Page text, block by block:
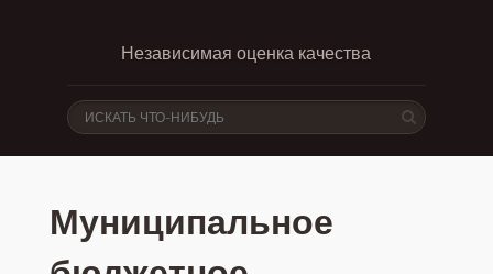
Независимая оценка качества
Муниципальное